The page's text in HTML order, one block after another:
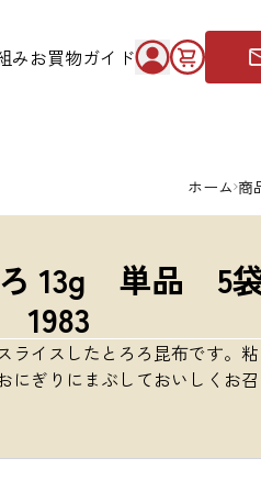
みお買物ガイド
ホーム 商
13g 単品 5
1983
ライスしたとろろ昆布です。
にぎりにまぶしておいしくお